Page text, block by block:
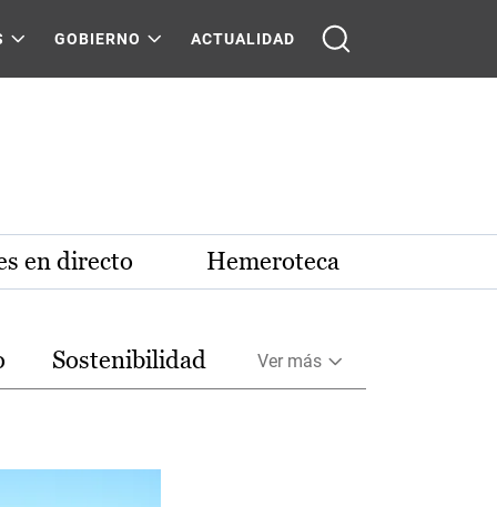
GOBIERNO ACTUALIDAD
en directo Hemeroteca
Sostenibilidad Ver más